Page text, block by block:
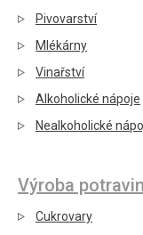
Pivovarství
Mlékárny
Vinařství
Alkoholické nápoje
Nealkoholické
Výroba potravin
Cukrovary